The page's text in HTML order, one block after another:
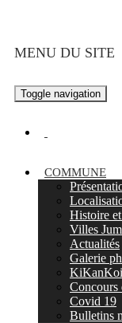
MENU DU SITE
Toggle navigation
COMMUNE
Histoire
Villes
Actualités
Galerie
KiKanKoi
Concours
Covid 19
Bulletins